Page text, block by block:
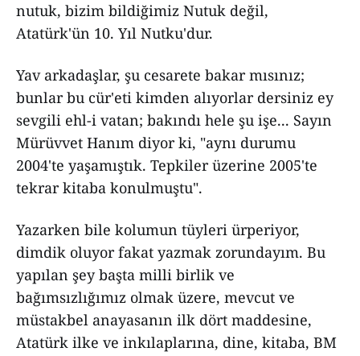
nutuk, bizim bildiğimiz Nutuk değil,
Atatürk'ün 10. Yıl Nutku'dur.
Yav arkadaşlar, şu cesarete bakar mısınız;
bunlar bu cür'eti kimden alıyorlar dersiniz ey
sevgili ehl-i vatan; bakındı hele şu işe... Sayın
Mürüvvet Hanım diyor ki, "aynı durumu
2004'te yaşamıştık. Tepkiler üzerine 2005'te
tekrar kitaba konulmuştu".
Yazarken bile kolumun tüyleri ürperiyor,
dimdik oluyor fakat yazmak zorundayım. Bu
yapılan şey başta milli birlik ve
bağımsızlığımız olmak üzere, mevcut ve
müstakbel anayasanın ilk dört maddesine,
Atatürk ilke ve inkılaplarına, dine, kitaba, BM